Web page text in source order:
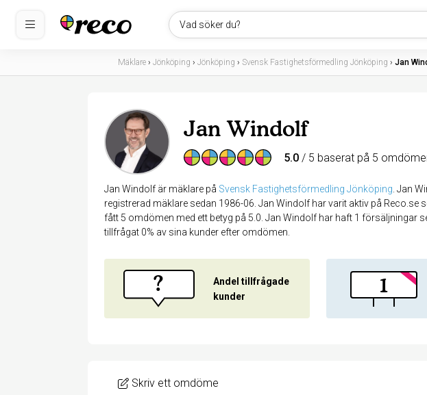
Vad söker du?
Mäklare › Jönköping › Jönköping › Svensk Fastighetsförmedling Jönköping › Jan
Jan Windolf
5.0 / 5 baserat på 5
Jan Windolf är mäklare på Svensk Fastighetsförmedling Jönköping. Jan
registrerad mäklare sedan 1986-06. Jan Windolf har varit aktiv på Reco.se
fått 5 omdömen med ett betyg på 5.0. Jan Windolf har haft 1 försäljningar
tillfrågat 0% av sina kunder efter omdömen.
?
Andel tillfrågade
kunder
1
Skriv ett omdöme